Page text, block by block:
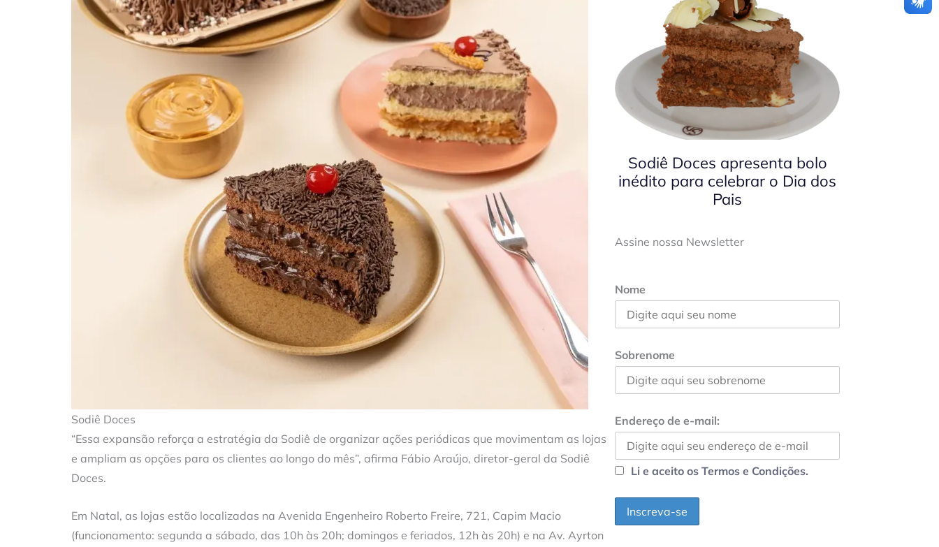
Sodiê Doces
“Essa expansão reforça a estratégia da Sodiê de organizar ações periódicas que movimentam as lojas
e ampliam as opções para os clientes ao longo do mês”, afirma Fábio Araújo, diretor-geral da Sodiê
Doces.
Em Natal, as lojas estão localizadas na Avenida Engenheiro Roberto Freire, 721, Capim Macio
(funcionamento: segunda a sábado, das 10h às 20h; domingos e feriados, 12h às 20h) e na Av. Ayrton
Sodiê Doces apresenta bolo
inédito para celebrar o Dia dos
Pais
Assine nossa Newsletter
Nome
Sobrenome
Endereço de e-mail:
Li e aceito os Termos e Condições.